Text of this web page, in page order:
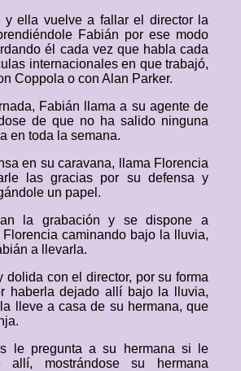
y ella vuelve a fallar el director la
Fabián por ese modo
él cada vez que habla cada
internacionales en que trabajó,
Coppola o con Alan Parker.
Fabián llama a su agente de
de que no ha salido ninguna
en toda la semana.
en su caravana, llama Florencia
las gracias por su defensa y
un papel.
la grabación y se dispone a
Florencia caminando bajo la lluvia,
a llevarla.
dolida con el director, por su forma
haberla dejado allí bajo la lluvia,
lleve a casa de su hermana, que
le pregunta a su hermana si le
allí, mostrándose su hermana